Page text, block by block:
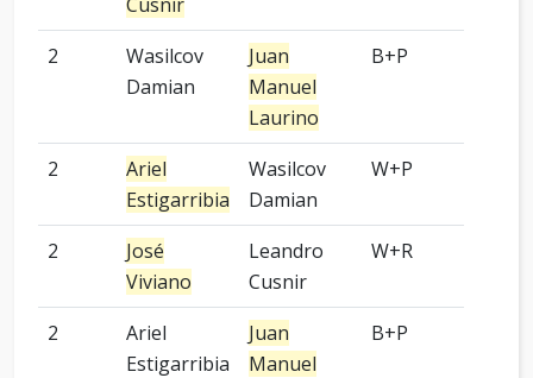
2
Wasilcov
Damian
Juan
Manuel
Laurino
B+P
2
Ariel
Estigarribia
Wasilcov
Damian
W+P
2
José
Viviano
Leandro
Cusnir
W+R
2
Ariel
Estigarribia
Juan
Manuel
B+P